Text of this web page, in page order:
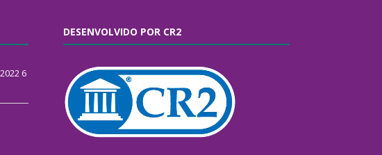
6
DESENVOLVIDO POR CR2